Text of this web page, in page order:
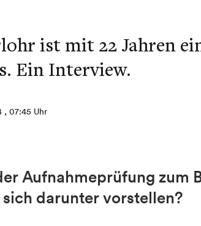
ist mit 22 Jahren
Ein Interview.
, 07:45 Uhr
Aufnahmeprüfung zum
darunter vorstellen?